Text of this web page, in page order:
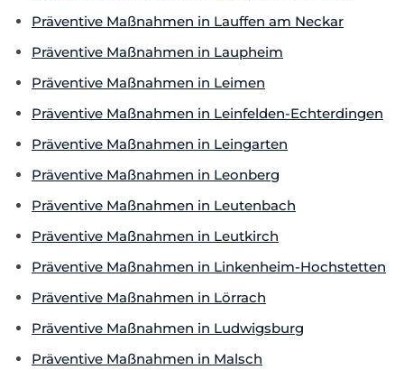
Präventive Maßnahmen in Lauffen am Neckar
Präventive Maßnahmen in Laupheim
Präventive Maßnahmen in Leimen
Präventive Maßnahmen in Leinfelden-Echterdingen
Präventive Maßnahmen in Leingarten
Präventive Maßnahmen in Leonberg
Präventive Maßnahmen in Leutenbach
Präventive Maßnahmen in Leutkirch
Präventive Maßnahmen in Linkenheim-Hochstetten
Präventive Maßnahmen in Lörrach
Präventive Maßnahmen in Ludwigsburg
Präventive Maßnahmen in Malsch